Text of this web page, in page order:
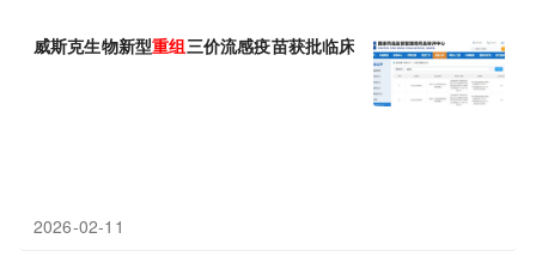
威斯克生物新型重组三价流感疫苗获批临床
2026-02-11